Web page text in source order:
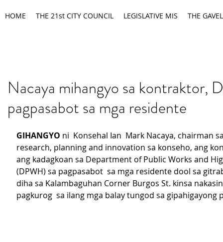
HOME THE 21st CITY COUNCIL LEGISLATIVE MIS THE GAVEL
Nacaya mihangyo sa kontraktor,
pagpasabot sa mga residente
GIHANGYO ni  Konsehal Ian  Mark Nacaya, chairman
research, planning and innovation sa konseho, ang
ang kadagkoan sa Department of Public Works and
(DPWH) sa pagpasabot  sa mga residente dool sa
diha sa Kalambaguhan Corner Burgos St. kinsa
pagkurog  sa ilang mga balay tungod sa gipahigayong